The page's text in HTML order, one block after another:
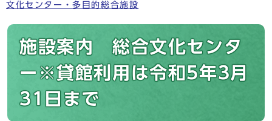
文化センター・多目的総合施設
施設案内 総合文化センタ
ー※貸館利用は令和5年3月
31日まで